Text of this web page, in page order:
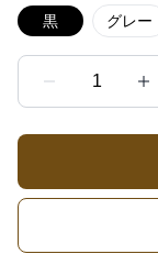
黒 グレー
1